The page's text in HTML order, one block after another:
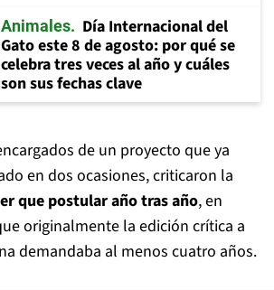
Animales
Día Internacional del
Gato este 8 de agosto: por qué se
celebra tres veces al año y cuáles
son sus fechas clave
de un proyecto que ya
en dos ocasiones, criticaron la
que postular año tras año, en
originalmente la edición crítica a
demandaba al menos cuatro años.